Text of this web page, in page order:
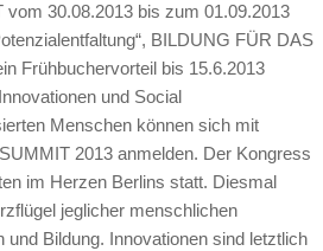
vom 30.08.2013 bis zum 01.09.2013
BILDUNG FÜR DAS
Frühbuchervorteil bis 15.6.2013
und Social
Menschen können sich mit
2013 anmelden. Der Kongress
im Herzen Berlins statt. Diesmal
jeglicher menschlichen
und Bildung. Innovationen sind letztlich